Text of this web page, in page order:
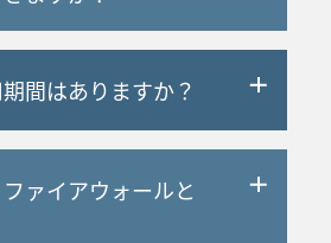
務経営許可証）を持っている
線（IP-VPN）の利用において、
が提供するサービスに限定
社のエンジニアが行います。
在でPCとルータの接続も難し
にスタッフを派遣して全て実施す
ータをリモート設定する直
せいただければ、設定可能で
間はありますか？
。
ァイアウォールと